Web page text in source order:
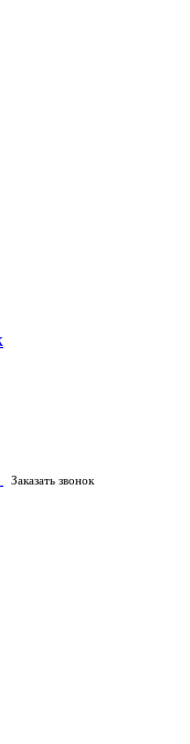
Заказать звонок